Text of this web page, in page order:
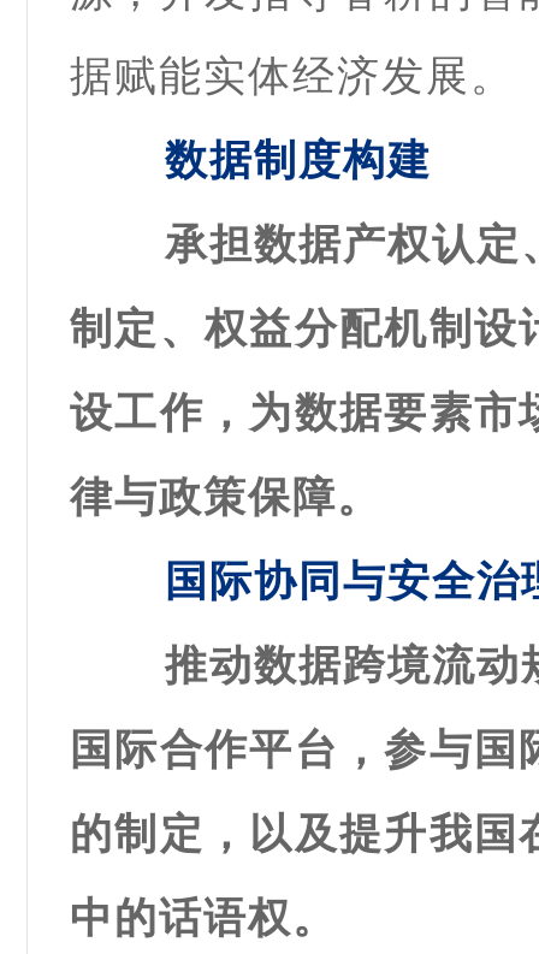
据赋能实体经济发展。
数据制度构建
承担数据产权认定
制定、权益分配机制设
设工作，为数据要素市
律与政策保障。
国际协同与安全治
推动数据跨境流动
国际合作平台，参与国
的制定，以及提升我国
中的话语权。